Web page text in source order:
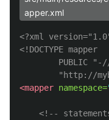
apper.xml
<?xml
<!DOCTYPE mapper
PUBLIC
"http://
<mapper namespace=
<!--